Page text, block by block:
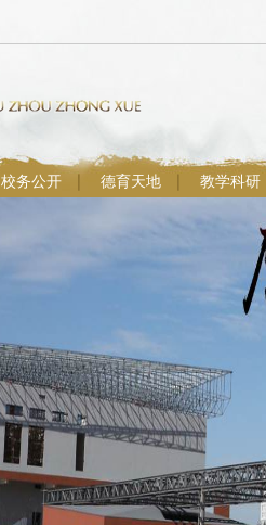
校务公开 德育天地 教学科研